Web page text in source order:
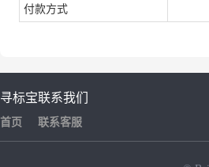
付款方式
寻标宝
首页
联系我们
联系客服